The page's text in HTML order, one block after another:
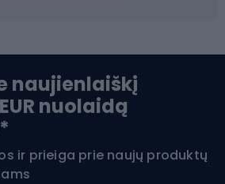
sportui
naujienlaiškį
nuolaidą
ir prieiga prie naujų produktų